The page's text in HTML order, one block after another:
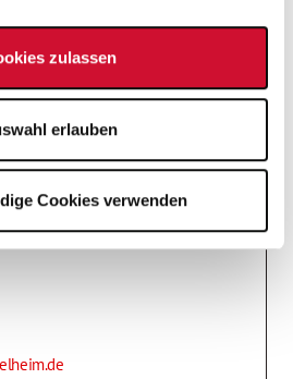
zulassen
erlauben
Cookies verwenden
Mindelheim